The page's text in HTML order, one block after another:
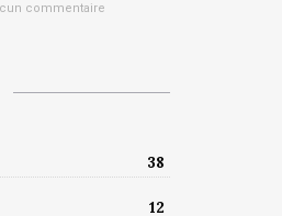
commentaire
38
12